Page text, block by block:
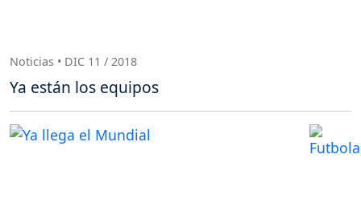
Noticias • DIC 11 / 2018
Ya están los equipos